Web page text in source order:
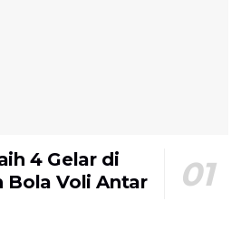
4 Gelar di
Bola Voli Antar